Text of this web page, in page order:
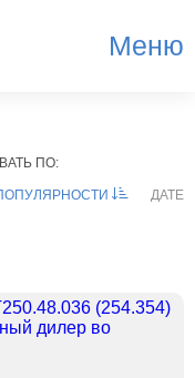
Меню
ПО:
ДАТЕ